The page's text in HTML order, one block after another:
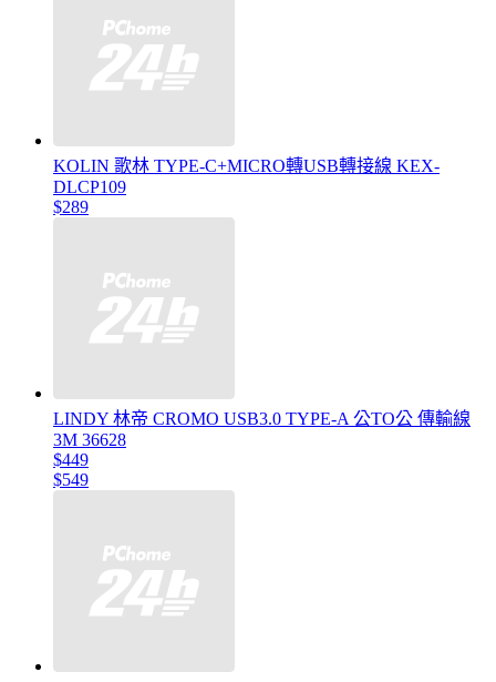
KOLIN 歌林 TYPE-C+MICRO轉USB轉接線 KEX-
DLCP109
$289
LINDY 林帝 CROMO USB3.0 TYPE-A 公TO公 傳輸線
3M 36628
$449
$549